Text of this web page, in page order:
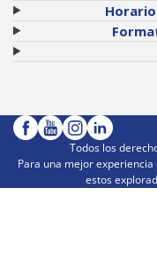
Todos los
Para una mejor
estos